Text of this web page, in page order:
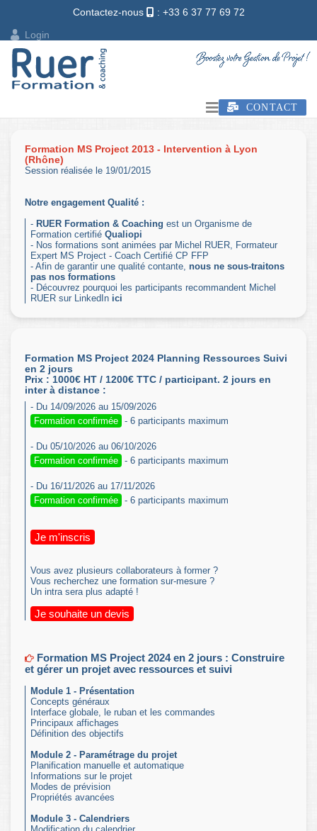
Contactez-nous
: +33 6 37 77 69 72
Login
CONTACT
Formation MS Project 2013 - Intervention à Lyon
(Rhône)
Session réalisée le 19/01/2015
Notre engagement Qualité :
- RUER Formation & Coaching est un Organisme de
Formation certifié Qualiopi
- Nos formations sont animées par Michel RUER, Formateur
Expert MS Project - Coach Certifié CP FFP
- Afin de garantir une qualité contante, nous ne sous-traitons
pas nos formations
- Découvrez pourquoi les participants recommandent Michel
RUER sur LinkedIn ici
Formation MS Project 2024 Planning Ressources Suivi
en 2 jours
Prix : 1000€ HT / 1200€ TTC / participant. 2 jours en
inter à distance :
- Du 14/09/2026 au 15/09/2026
Formation confirmée - 6 participants maximum
- Du 05/10/2026 au 06/10/2026
Formation confirmée - 6 participants maximum
- Du 16/11/2026 au 17/11/2026
Formation confirmée - 6 participants maximum
Je m'inscris
Vous avez plusieurs collaborateurs à former ?
Vous recherchez une formation sur-mesure ?
Un intra sera plus adapté !
Je souhaite un devis
Formation MS Project 2024 en 2 jours : Construire
et gérer un projet avec ressources et suivi
Module 1 - Présentation
Concepts généraux
Interface globale, le ruban et les commandes
Principaux affichages
Définition des objectifs
Module 2 - Paramétrage du projet
Planification manuelle et automatique
Informations sur le projet
Modes de prévision
Propriétés avancées
Module 3 - Calendriers